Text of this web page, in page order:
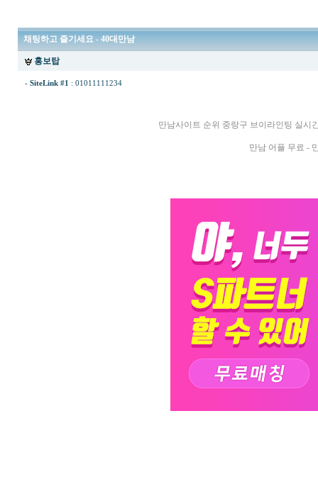
채팅하고 즐기세요 - 40대만남
홍보탑
- SiteLink #1 : 01011111234
만남사이트 순위 중랑구 브이라인팅 실시
만남 어플 무료 -